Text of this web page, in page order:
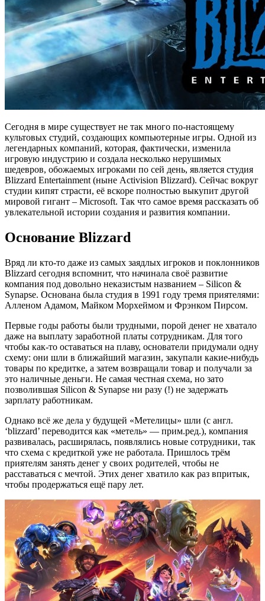
Сегодня в мире существует не так много по-настоящему
культовых студий, создающих компьютерные игры. Одной из
легендарных компаний, которая, фактически, изменила
игровую индустрию и создала несколько нерушимых
шедевров, обожаемых игроками по сей день, является студия
Blizzard Entertainment (ныне Activision Blizzard). Сейчас вокруг
студии кипят страсти, её вскоре полностью выкупит другой
мировой гигант – Microsoft. Так что самое время рассказать об
увлекательной истории создания и развития компании.
Основание Blizzard
Вряд ли кто-то даже из самых заядлых игроков и поклонников
Blizzard сегодня вспомнит, что начинала своё развитие
компания под довольно неказистым названием – Silicon &
Synapse. Основана была студия в 1991 году тремя приятелями:
Алленом Адамом, Майком Морхеймом и Фрэнком Пирсом.
Первые годы работы были трудными, порой денег не хватало
даже на выплату заработной платы сотрудникам. Для того
чтобы как-то оставаться на плаву, основатели придумали одну
схему: они шли в ближайший магазин, закупали какие-нибудь
товары по кредитке, а затем возвращали товар и получали за
это наличные деньги. Не самая честная схема, но зато
позволившая Silicon & Synapse ни разу (!) не задержать
зарплату работникам.
Однако всё же дела у будущей «Метелицы» шли (с англ.
‘blizzard’ переводится как «метель» — прим.ред.), компания
развивалась, расширялась, появлялись новые сотрудники, так
что схема с кредиткой уже не работала. Пришлось трём
приятелям занять денег у своих родителей, чтобы не
расставаться с мечтой. Этих денег хватило как раз впритык,
чтобы продержаться ещё пару лет.